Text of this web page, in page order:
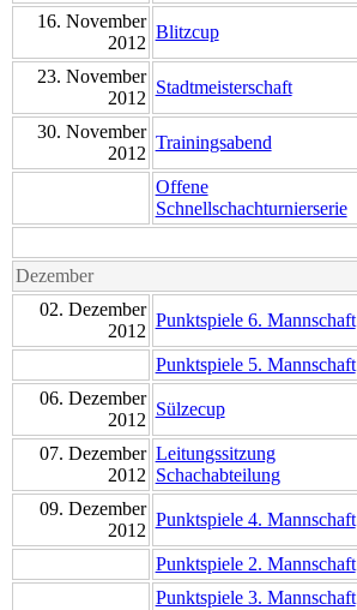
16. November
2012
Blitzcup
23. November
2012
Stadtmeisterschaft
30. November
2012
Trainingsabend
Offene
Schnellschachturnierserie
Dezember
02. Dezember
2012
Punktspiele 6. Mannschaft
Punktspiele 5. Mannschaft
06. Dezember
2012
Sülzecup
07. Dezember
2012
Leitungssitzung
Schachabteilung
09. Dezember
2012
Punktspiele 4. Mannschaft
Punktspiele 2. Mannschaft
Punktspiele 3. Mannschaft